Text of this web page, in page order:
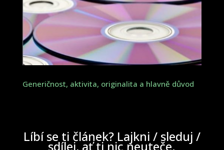
Generičnost, aktivita, originalita a hlavně důvod
Líbí se ti článek? Lajkni / sleduj /
sdílej, ať ti nic neuteče.